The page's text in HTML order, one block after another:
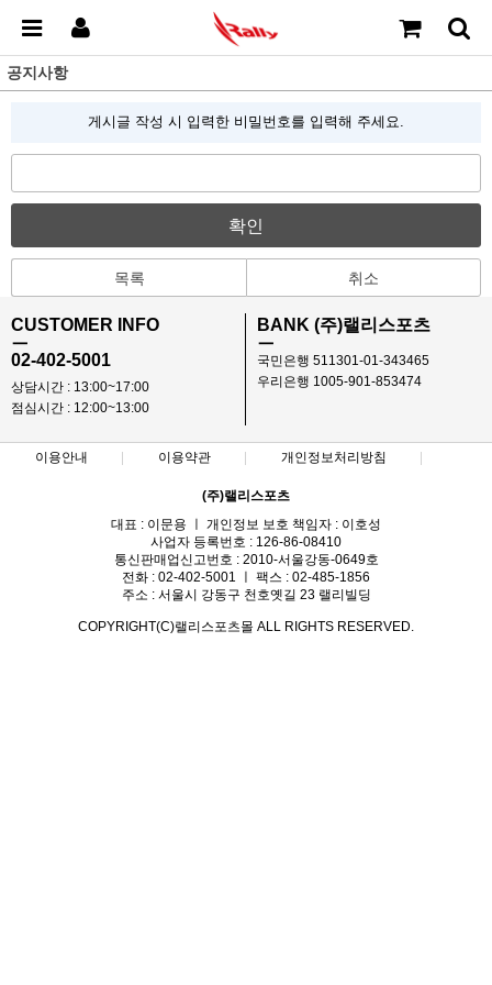
공지사항
게시글 작성 시 입력한 비밀번호를 입력해 주세요.
확인
목록 취소
CUSTOMER INFO
ㅡ
02-402-5001
상담시간 : 13:00~17:00
점심시간 : 12:00~13:00
BANK (주)랠리스포츠
ㅡ
국민은행 511301-01-343465
우리은행 1005-901-853474
이용안내 이용약관 개인정보처리방침
(주)랠리스포츠
대표 : 이문용 ㅣ 개인정보 보호 책임자 : 이호성
사업자 등록번호 : 126-86-08410
통신판매업신고번호 : 2010-서울강동-0649호
전화 : 02-402-5001 ㅣ 팩스 : 02-485-1856
주소 : 서울시 강동구 천호옛길 23 랠리빌딩
COPYRIGHT(C)랠리스포츠몰 ALL RIGHTS RESERVED.